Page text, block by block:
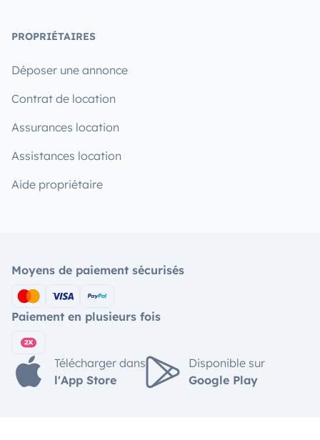
PROPRIÉTAIRES
Déposer une annonce
Contrat de location
Assurances location
Assistances location
Aide propriétaire
Moyens de paiement sécurisés
Paiement en plusieurs fois
Télécharger dans
l'App Store
Disponible sur
Google Play